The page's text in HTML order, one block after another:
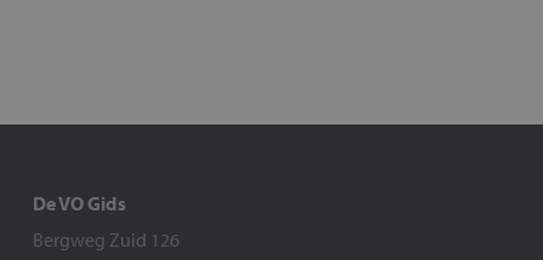
De VO Gids
Bergweg Zuid 126